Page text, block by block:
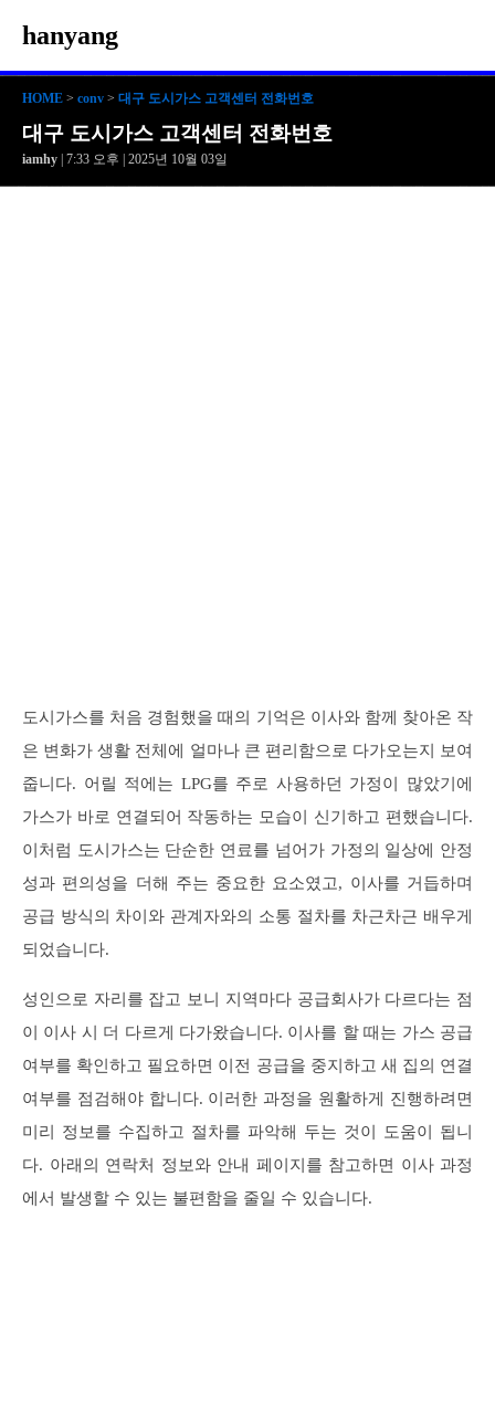
hanyang
HOME > conv > 대구 도시가스 고객센터 전화번호
대구 도시가스 고객센터 전화번호
iamhy | 7:33 오후 | 2025년 10월 03일
도시가스를 처음 경험했을 때의 기억은 이사와 함께 찾아온 작
은 변화가 생활 전체에 얼마나 큰 편리함으로 다가오는지 보여
줍니다. 어릴 적에는 LPG를 주로 사용하던 가정이 많았기에
가스가 바로 연결되어 작동하는 모습이 신기하고 편했습니다.
이처럼 도시가스는 단순한 연료를 넘어가 가정의 일상에 안정
성과 편의성을 더해 주는 중요한 요소였고, 이사를 거듭하며
공급 방식의 차이와 관계자와의 소통 절차를 차근차근 배우게
되었습니다.
성인으로 자리를 잡고 보니 지역마다 공급회사가 다르다는 점
이 이사 시 더 다르게 다가왔습니다. 이사를 할 때는 가스 공급
여부를 확인하고 필요하면 이전 공급을 중지하고 새 집의 연결
여부를 점검해야 합니다. 이러한 과정을 원활하게 진행하려면
미리 정보를 수집하고 절차를 파악해 두는 것이 도움이 됩니
다. 아래의 연락처 정보와 안내 페이지를 참고하면 이사 과정
에서 발생할 수 있는 불편함을 줄일 수 있습니다.